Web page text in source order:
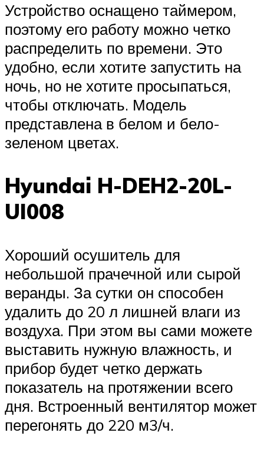
Устройство оснащено таймером,
поэтому его работу можно четко
распределить по времени. Это
удобно, если хотите запустить на
ночь, но не хотите просыпаться,
чтобы отключать. Модель
представлена в белом и бело-
зеленом цветах.
Hyundai H-DEH2-20L-
UI008
Хороший осушитель для
небольшой прачечной или сырой
веранды. За сутки он способен
удалить до 20 л лишней влаги из
воздуха. При этом вы сами можете
выставить нужную влажность, и
прибор будет четко держать
показатель на протяжении всего
дня. Встроенный вентилятор может
перегонять до 220 м3/ч.